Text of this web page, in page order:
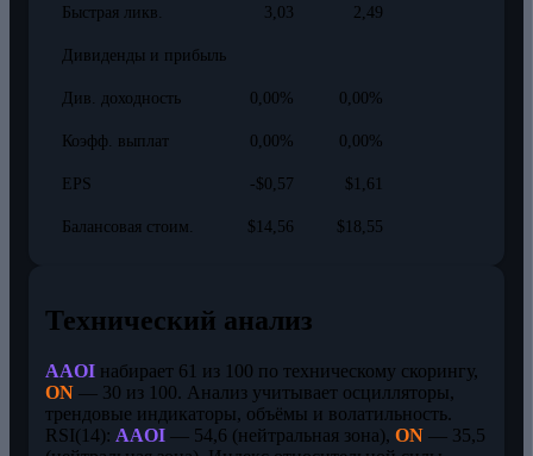
Быстрая ликв. 3,03 2,49
Дивиденды и прибыль
Див. доходность 0,00% 0,00%
Коэфф. выплат 0,00% 0,00%
EPS -$0,57 $1,61
Балансовая стоим. $14,56 $18,55
Технический анализ
AAOI набирает 61 из 100 по техническому скорингу,
ON — 30 из 100. Анализ учитывает осцилляторы,
трендовые индикаторы, объёмы и волатильность.
RSI(14): AAOI — 54,6 (нейтральная зона), ON — 35,5